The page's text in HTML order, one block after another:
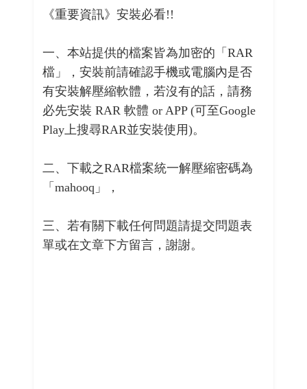
《重要資訊》安裝必看!!
一、本站提供的檔案皆為加密的「RAR
檔」，安裝前請確認手機或電腦內是否
有安裝解壓縮軟體，若沒有的話，請務
必先安裝 RAR 軟體 or APP (可至Google
Play上搜尋RAR並安裝使用)。
二、下載之RAR檔案統一解壓縮密碼為
「mahooq」，
三、若有關下載任何問題請提交問題表
單或在文章下方留言，謝謝。